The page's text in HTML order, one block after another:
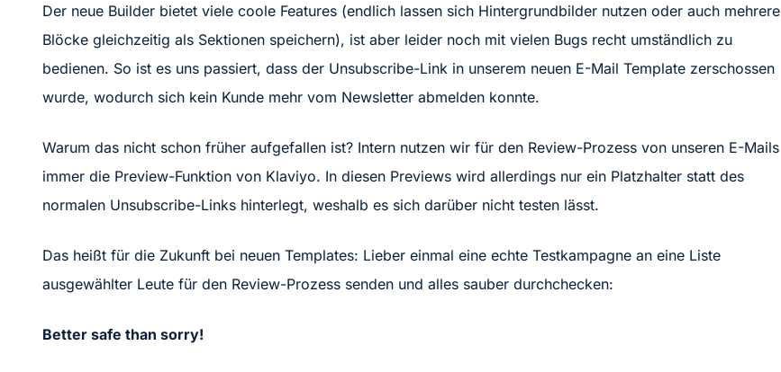
Der neue Builder bietet viele coole Features (endlich lassen sich Hintergrundbilder nutzen oder auch mehrere
Blöcke gleichzeitig als Sektionen speichern), ist aber leider noch mit vielen Bugs recht umständlich zu
bedienen. So ist es uns passiert, dass der Unsubscribe-Link in unserem neuen E-Mail Template zerschossen
wurde, wodurch sich kein Kunde mehr vom Newsletter abmelden konnte.
Warum das nicht schon früher aufgefallen ist? Intern nutzen wir für den Review-Prozess von unseren E-Mails
immer die Preview-Funktion von Klaviyo. In diesen Previews wird allerdings nur ein Platzhalter statt des
normalen Unsubscribe-Links hinterlegt, weshalb es sich darüber nicht testen lässt.
Das heißt für die Zukunft bei neuen Templates: Lieber einmal eine echte Testkampagne an eine Liste
ausgewählter Leute für den Review-Prozess senden und alles sauber durchchecken:
Better safe than sorry!